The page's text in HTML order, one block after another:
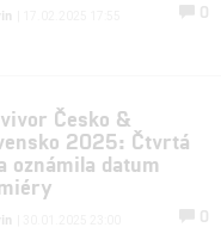
0
Česko &
2025: Čtvrtá
oznámila datum
0